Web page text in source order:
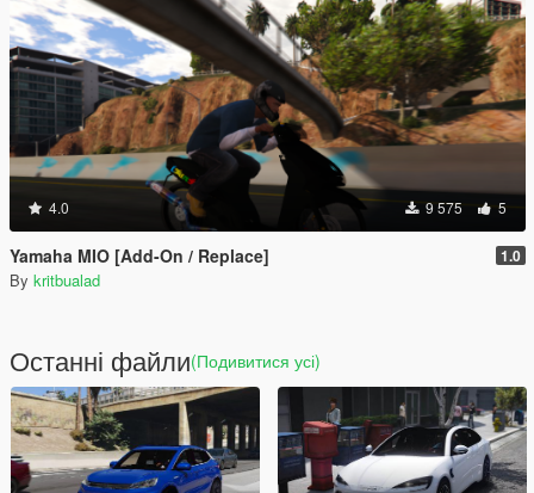
4.0 9 575 5
Yamaha MIO [Add-On / Replace] 1.0
By kritbualad
Останні файли(Подивитися усі)